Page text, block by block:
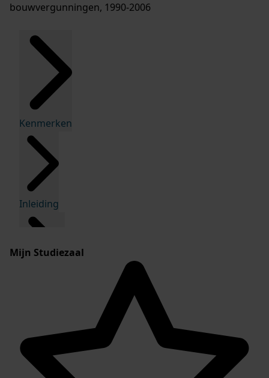
bouwvergunningen, 1990-2006
Kenmerken
Inleiding
Mijn Studiezaal